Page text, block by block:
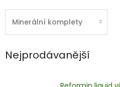
Minerální komplety
Nejprodávanější